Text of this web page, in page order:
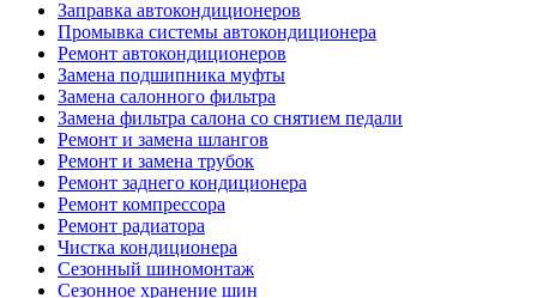
Заправка автокондиционеров
Промывка системы автокондиционера
Ремонт автокондиционеров
Замена подшипника муфты
Замена салонного фильтра
Замена фильтра салона со снятием педали
Ремонт и замена шлангов
Ремонт и замена трубок
Ремонт заднего кондиционера
Ремонт компрессора
Ремонт радиатора
Чистка кондиционера
Сезонный шиномонтаж
Сезонное хранение шин